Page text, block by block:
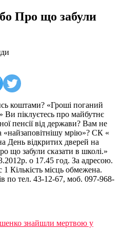
Про що забули
коштами? «Гроші поганий
Ви піклуєтесь про майбутнє
пенсії від держави? Вам не
«найзаповітнішу мрію»? СК «
День відкритих дверей на
що забули сказати в школі.»
о 17.45 год. За адресою.
Кількість місць обмежена.
по тел. 43-12-67, моб. 097-968-
знайшли мертвою у